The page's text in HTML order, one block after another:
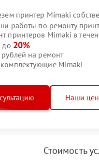
принтер Mimaki
работы по ремонту
принтеров Mimaki в
до 20%
на ремонт
Mimaki
Наши
Стоимость